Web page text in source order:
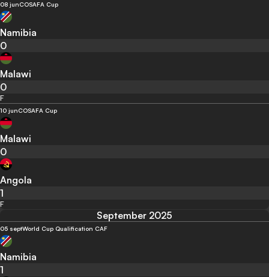
08 junCOSAFA Cup
Namibia
0
Malawi
0
F
10 junCOSAFA Cup
Malawi
0
Angola
1
F
September 2025
05 septWorld Cup Qualification CAF
Namibia
1